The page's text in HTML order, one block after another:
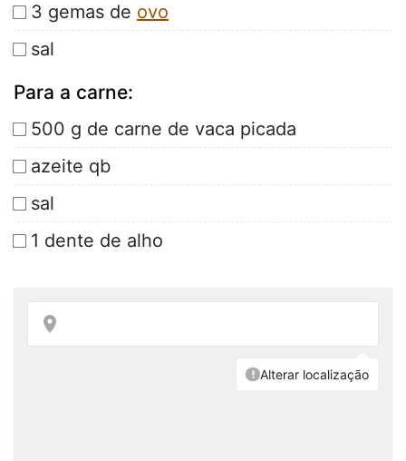
3 gemas de ovo
sal
Para a carne:
500 g de carne de vaca picada
azeite qb
sal
1 dente de alho